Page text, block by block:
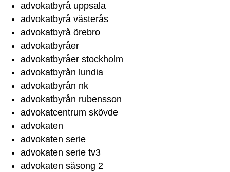
advokatbyrå uppsala
advokatbyrå västerås
advokatbyrå örebro
advokatbyråer
advokatbyråer stockholm
advokatbyrån lundia
advokatbyrån nk
advokatbyrån rubensson
advokatcentrum skövde
advokaten
advokaten serie
advokaten serie tv3
advokaten säsong 2